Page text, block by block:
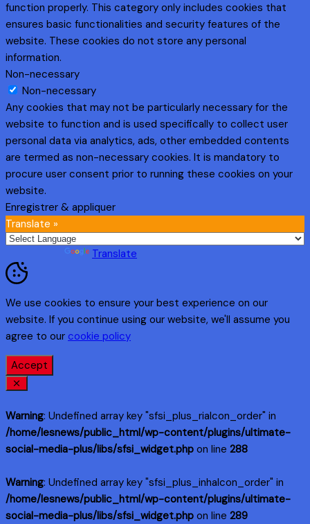
function properly. This category only includes cookies that
ensures basic functionalities and security features of the
website. These cookies do not store any personal
information.
Non-necessary
Non-necessary
Any cookies that may not be particularly necessary for the
website to function and is used specifically to collect user
personal data via analytics, ads, other embedded contents
are termed as non-necessary cookies. It is mandatory to
procure user consent prior to running these cookies on your
website.
Enregistrer & appliquer
Translate »
Translate
We use cookies to ensure your best experience on our
website. If you continue using our website, we'll assume you
agree to our cookie policy
Accept
Warning: Undefined array key "sfsi_plus_riaIcon_order" in
/home/lesnews/public_html/wp-content/plugins/ultimate-
social-media-plus/libs/sfsi_widget.php on line 288
Warning: Undefined array key "sfsi_plus_inhaIcon_order" in
/home/lesnews/public_html/wp-content/plugins/ultimate-
social-media-plus/libs/sfsi_widget.php on line 289